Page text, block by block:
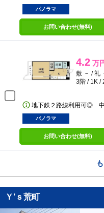
パノラマ
お問い合わせ(無料)
4.2 万
敷 － / 礼
3階 / 1K /
地下鉄２路線利用可◎ 中
パノラマ
お問い合わせ(無料)
Ｙ’ｓ荒町